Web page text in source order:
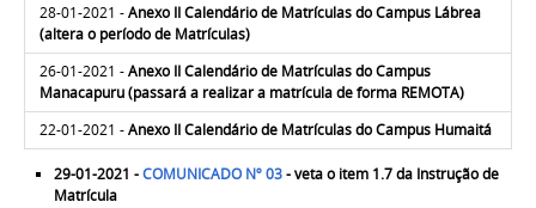
28-01-2021 -Anexo II Calendário de Matrículas do Campus Lábrea
(altera o período de Matrículas)
26-01-2021 -Anexo II Calendário de Matrículas do Campus
Manacapuru(passará a realizar a matrícula deforma REMOTA)
22-01-2021 -Anexo II Calendário de Matrículas do Campus Humaitá
29-01-2021 -COMUNICADO Nº 03- veta o item 1.7 da Instrução de
Matrícula